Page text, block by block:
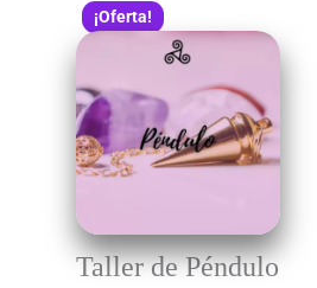
¡Oferta!
Taller de Péndulo
El
precio
era:
$11.000,00.
precio
actual
$9.500,00.